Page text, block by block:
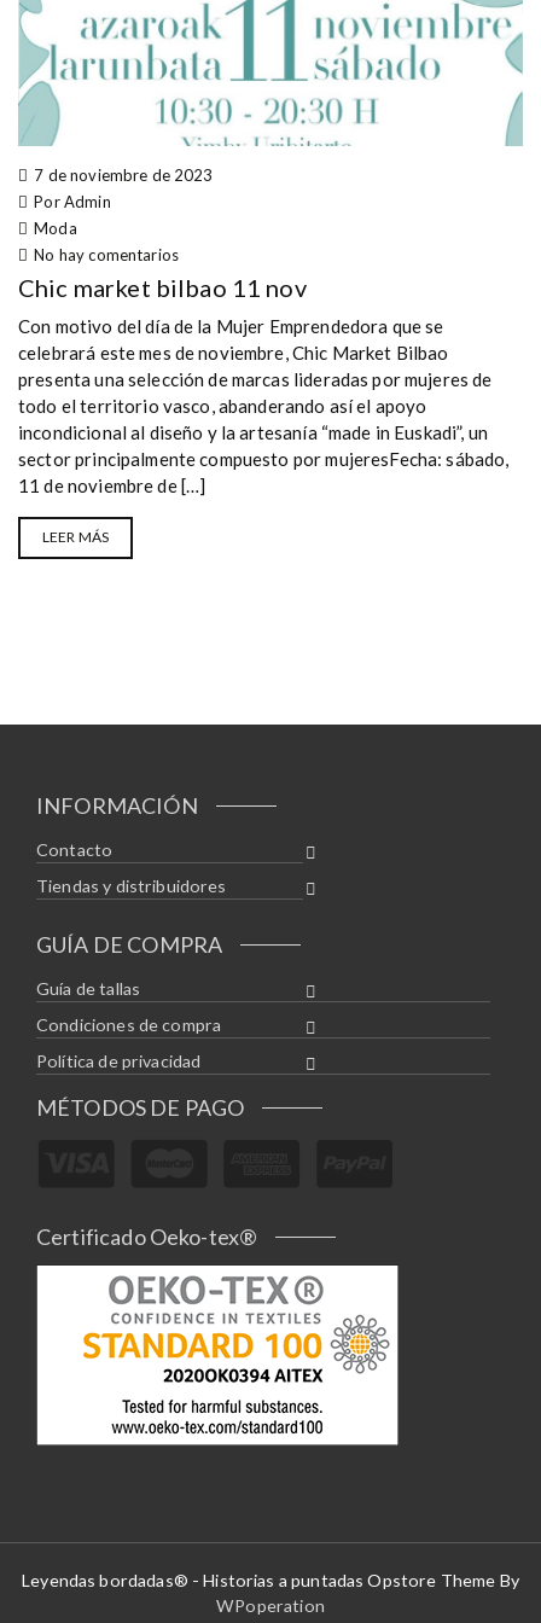
7 de noviembre de 2023
Por Admin
Moda
No hay comentarios
Chic market bilbao 11 nov
Con motivo del día de la Mujer Emprendedora que se
celebrará este mes de noviembre, Chic Market Bilbao
presenta una selección de marcas lideradas por mujeres de
todo el territorio vasco, abanderando así el apoyo
incondicional al diseño y la artesanía “made in Euskadi”, un
sector principalmente compuesto por mujeresFecha: sábado,
11 de noviembre de […]
LEER MÁS
INFORMACIÓN
Contacto
Tiendas y distribuidores
GUÍA DE COMPRA
Guía de tallas
Condiciones de compra
Política de privacidad
MÉTODOS DE PAGO
Certificado Oeko-tex®
Leyendas bordadas® - Historias a puntadas Opstore Theme By
WPoperation